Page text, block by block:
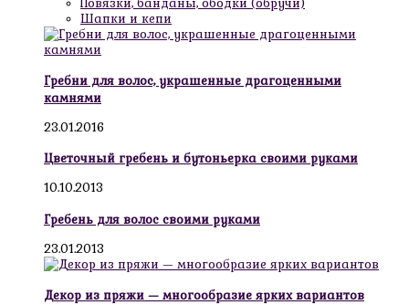
Шапки и кепи
Гребни для волос, украшенные драгоценными
камнями
23.01.2016
Цветочный гребень и бутоньерка своими руками
10.10.2013
Гребень для волос своими руками
23.01.2013
Декор из пряжи — многообразие ярких вариантов